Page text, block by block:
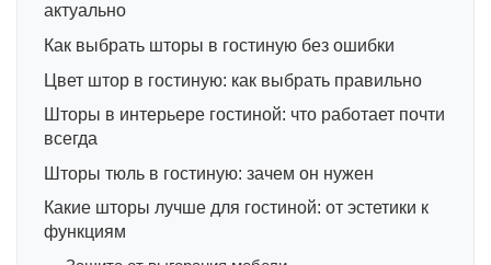
актуально
Как выбрать шторы в гостиную без ошибки
Цвет штор в гостиную: как выбрать правильно
Шторы в интерьере гостиной: что работает почти
всегда
Шторы тюль в гостиную: зачем он нужен
Какие шторы лучше для гостиной: от эстетики к
функциям